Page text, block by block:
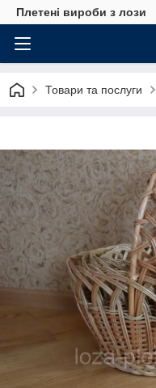
Плетені вироби з лози
Товари та послуги